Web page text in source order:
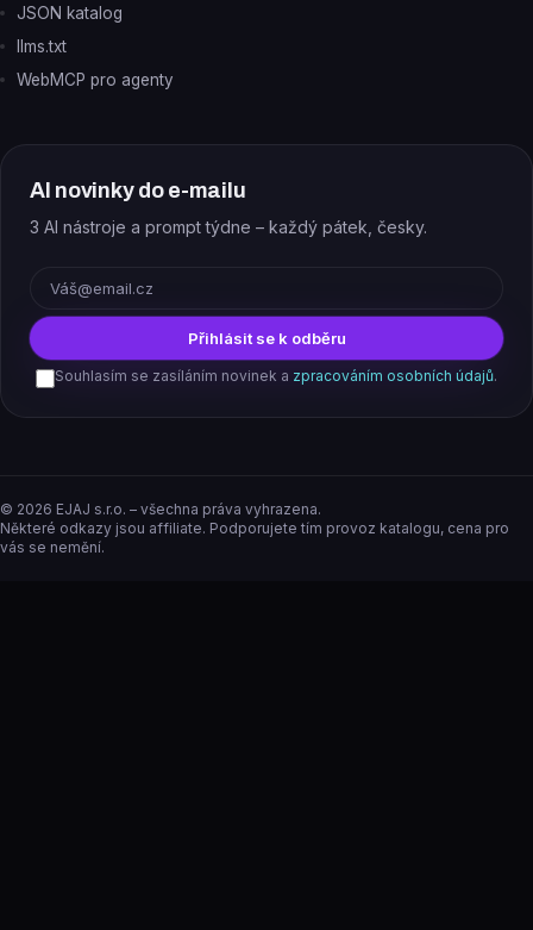
JSON katalog
llms.txt
WebMCP pro agenty
AI novinky do e-mailu
3 AI nástroje a prompt týdne – každý pátek, česky.
Přihlásit se k odběru
Souhlasím se zasíláním novinek a zpracováním osobních údajů.
© 2026 EJAJ s.r.o. – všechna práva vyhrazena.
Některé odkazy jsou affiliate. Podporujete tím provoz katalogu, cena pro
vás se nemění.